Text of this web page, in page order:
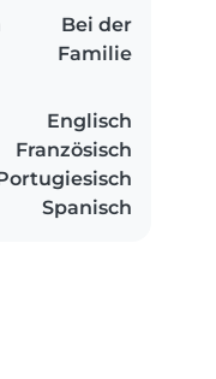
Bei der
Familie
Englisch
Französisch
Spanisch